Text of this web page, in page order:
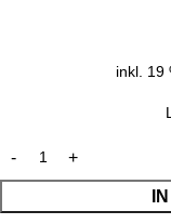
inkl. 19